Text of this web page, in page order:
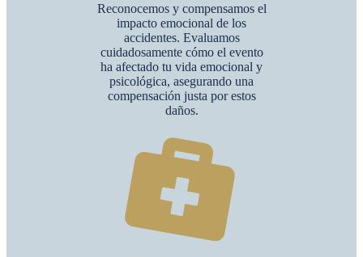
Reconocemos y compensamos el
impacto emocional de los
accidentes. Evaluamos
cuidadosamente cómo el evento
ha afectado tu vida emocional y
psicológica, asegurando una
compensación justa por estos
daños.